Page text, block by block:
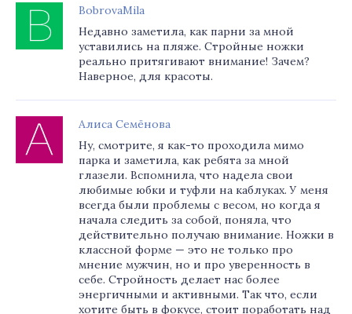
BobrovaMila
Недавно заметила, как парни за мной
уставились на пляже. Стройные ножки
реально притягивают внимание! Зачем?
Наверное, для красоты.
Алиса Семёнова
Ну, смотрите, я как-то проходила мимо
парка и заметила, как ребята за мной
глазели. Вспомнила, что надела свои
любимые юбки и туфли на каблуках. У меня
всегда были проблемы с весом, но когда я
начала следить за собой, поняла, что
действительно получаю внимание. Ножки в
классной форме — это не только про
мнение мужчин, но и про уверенность в
себе. Стройность делает нас более
энергичными и активными. Так что, если
хотите быть в фокусе, стоит поработать над